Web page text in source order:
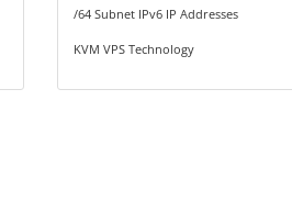
/64 Subnet IPv6 IP Addresses
KVM VPS Technology